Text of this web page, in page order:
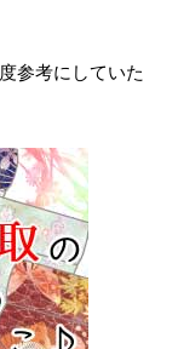
参考にしていた